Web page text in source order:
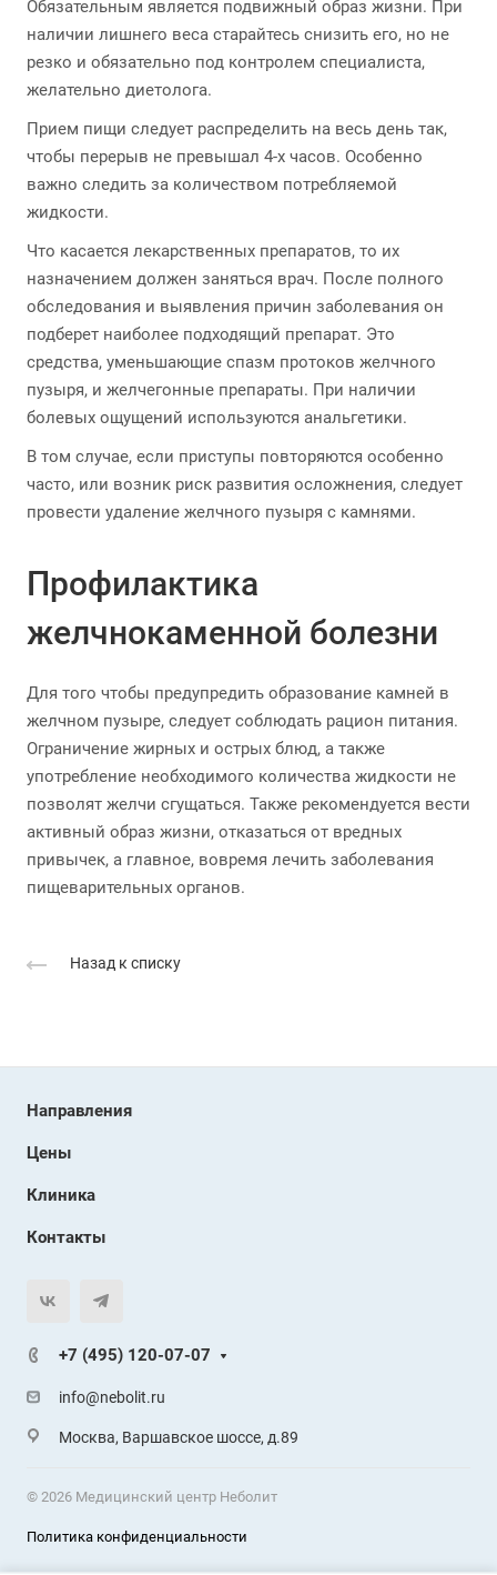
Обязательным является подвижный образ жизни. При
наличии лишнего веса старайтесь снизить его, но не
резко и обязательно под контролем специалиста,
желательно диетолога.
Прием пищи следует распределить на весь день так,
чтобы перерыв не превышал 4-х часов. Особенно
важно следить за количеством потребляемой
жидкости.
Что касается лекарственных препаратов, то их
назначением должен заняться врач. После полного
обследования и выявления причин заболевания он
подберет наиболее подходящий препарат. Это
средства, уменьшающие спазм протоков желчного
пузыря, и желчегонные препараты. При наличии
болевых ощущений используются анальгетики.
В том случае, если приступы повторяются особенно
часто, или возник риск развития осложнения, следует
провести удаление желчного пузыря с камнями.
Профилактика
желчнокаменной болезни
Для того чтобы предупредить образование камней в
желчном пузыре, следует соблюдать рацион питания.
Ограничение жирных и острых блюд, а также
употребление необходимого количества жидкости не
позволят желчи сгущаться. Также рекомендуется вести
активный образ жизни, отказаться от вредных
привычек, а главное, вовремя лечить заболевания
пищеварительных органов.
Назад к списку
Направления
Цены
Клиника
Контакты
+7 (495) 120-07-07
info@nebolit.ru
Москва, Варшавское шоссе, д.89
© 2026 Медицинский центр Неболит
Политика конфиденциальности